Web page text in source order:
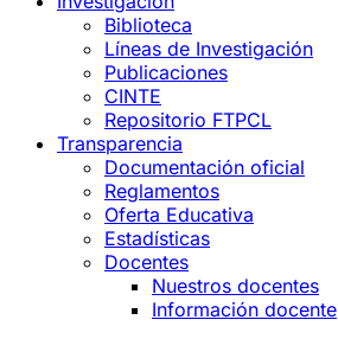
Biblioteca
Líneas de Investigación
Publicaciones
CINTE
Repositorio FTPCL
Transparencia
Documentación oficial
Reglamentos
Oferta Educativa
Estadísticas
Docentes
Nuestros docentes
Información docente